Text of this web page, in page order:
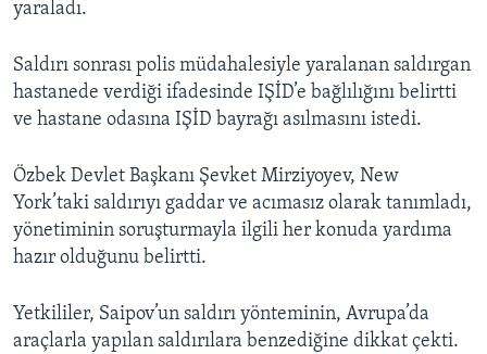
yaraladı.
Saldırı sonrası polis müdahalesiyle yaralanan saldırgan
hastanede verdiği ifadesinde IŞİD’e bağlılığını belirtti
ve hastane odasına IŞİD bayrağı asılmasını istedi.
Özbek Devlet Başkanı Şevket Mirziyoyev, New
York’taki saldırıyı gaddar ve acımasız olarak tanımladı,
yönetiminin soruşturmayla ilgili her konuda yardıma
hazır olduğunu belirtti.
Yetkililer, Saipov’un saldırı yönteminin, Avrupa’da
araçlarla yapılan saldırılara benzediğine dikkat çekti.